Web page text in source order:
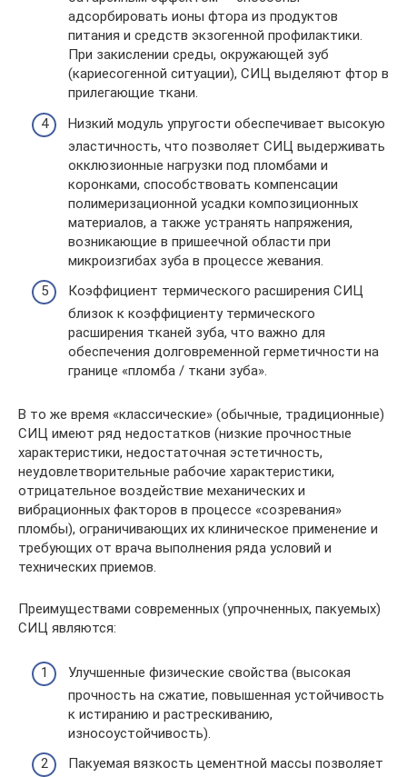
адсорбировать ионы фтора из продуктов
питания и средств экзогенной профилактики.
При закислении среды, окружающей зуб
(кариесогенной ситуации), СИЦ выделяют фтор в
прилегающие ткани.
Низкий модуль упругости обеспечивает высокую
эластичность, что позволяет СИЦ выдерживать
окклюзионные нагрузки под пломбами и
коронками, способствовать компенсации
полимеризационной усадки композиционных
материалов, а также устранять напряжения,
возникающие в пришеечной области при
микроизгибах зуба в процессе жевания.
Коэффициент термического расширения СИЦ
близок к коэффициенту термического
расширения тканей зуба, что важно для
обеспечения долговременной герметичности на
границе «пломба / ткани зуба».
В то же время «классические» (обычные, традиционные)
СИЦ имеют ряд недостатков (низкие прочностные
характеристики, недостаточная эстетичность,
неудовлетворительные рабочие характеристики,
отрицательное воздействие механических и
вибрационных факторов в процессе «созревания»
пломбы), ограничивающих их клиническое применение и
требующих от врача выполнения ряда условий и
технических приемов.
Преимуществами современных (упрочненных, пакуемых)
СИЦ являются:
Улучшенные физические свойства (высокая
прочность на сжатие, повышенная устойчивость
к истиранию и растрескиванию,
износоустойчивость).
Пакуемая вязкость цементной массы позволяет